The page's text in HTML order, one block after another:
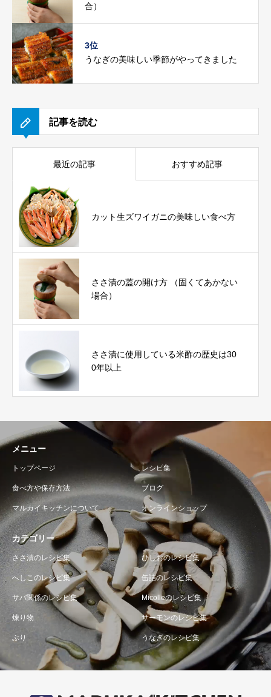
合）
3位
うなぎの美味しい季節がやってきました
記事を読む
最近の記事 おすすめ記事
カット生ズワイガニの美味しい食べ方
ささ漬の蓋の開け方 （固くてあかない
場合）
ささ漬に使用している米酢の歴史は30
0年以上
メニュー
トップページ レシピ集
食べ方や保存方法 ブログ
マルカイキッチンについて オンラインショップ
カテゴリー
ささ漬のレシピ集 ひしおのレシピ集
へしこのレシピ集 缶詰のレシピ集
サバ関係のレシピ集 Micolleのレシピ集
煉り物 サーモンのレシピ集
ぶり うなぎのレシピ集